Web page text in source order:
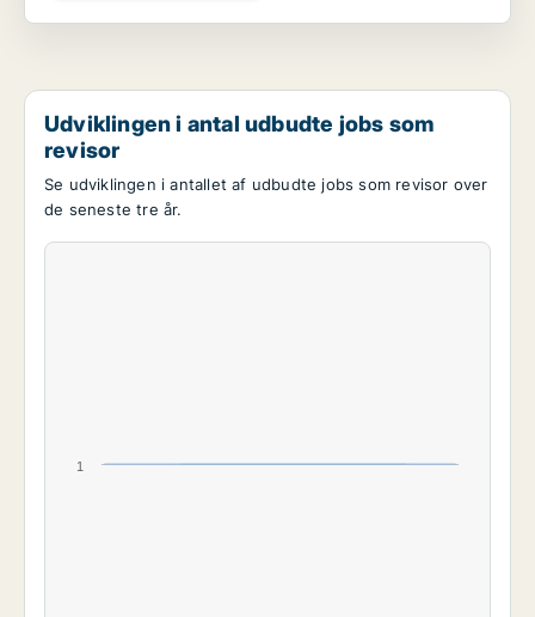
Udviklingen i antal udbudte jobs som
revisor
Se udviklingen i antallet af udbudte jobs som revisor over
de seneste tre år.
1